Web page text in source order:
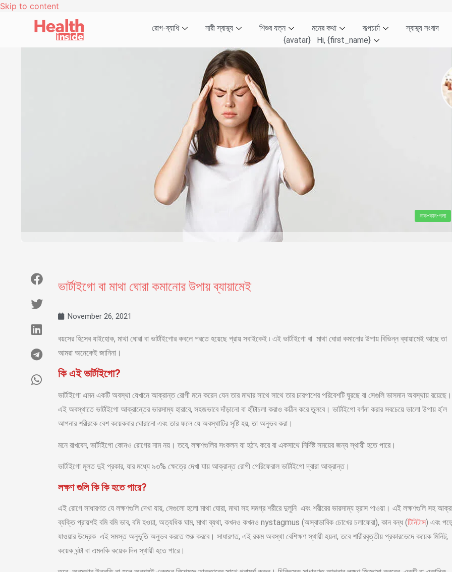
Skip to content
রোগ-ব্যাধি নারী স্বাস্থ্য শিশুর যত্ন মনের কথা রূপচর্চা
স্বাস্থ্য সংবাদ
{avatar} Hi, {first_name}
নাক-কান-গলা
ভার্টাইগো বা মাথা ঘোরা কমানোর উপায় ব্যায়ামেই
November 26, 2021
বয়সের হিসেব যাইহোক, মাথা ঘোরা বা ভার্টাইগোর কবলে পরতে হয়েছে প্রায় সবাইকেই ৷ এই ভার্টাইগো বা মাথা ঘোরা কমানোর উপায় বিভিন্ন ব্যায়ামেই আছে তা
আমরা অনেকেই জানিনা।
কি এই ভার্টাইগো?
ভার্টাইগো এমন একটি অবস্থা যেখানে আক্রান্ত রোগী মনে করেন যেন তার মাথার সাথে সাথে তার চারপাশের পরিবেশটি ঘুরছে বা সেগুলি ভাসমান অবস্থায় রয়েছে।
এই অবস্থাতে ভার্টাইগো আক্রান্তের ভারসাম্য হারাবে, সহজভাবে দাঁড়ানো বা হাঁটাচলা করাও কঠিন করে তুলবে। ভার্টাইগো বর্ণনা করার সবচেয়ে ভালো উপায় হ’ল
আপনার শরীরকে বেশ কয়েকবার ঘোরানো এবং তার ফলে যে অবস্থাটির সৃষ্টি হয়, তা অনুভব করা।
মনে রাখবেন, ভার্টাইগো কোনও রোগের নাম নয়। তবে, লক্ষণগুলির সংকলন যা হঠাৎ করে বা একসাথে নির্দিষ্ট সময়ের জন্য স্থায়ী হতে পারে।
ভার্টাইগো মূলত দুই প্রকার, যার মধ্যে ৯৩% ক্ষেত্রে দেখা যায় আক্রান্ত রোগী পেরিফেরাল ভার্টাইগো দ্বারা আক্রান্ত।
লক্ষণ গুলি কি কি হতে পারে?
এই রোগে সাধারণত যে লক্ষণগুলি দেখা যায়, সেগুলো হলো মাথা ঘোরা, মাথা সহ সমগ্র শরীরে দুলুনি এবং শরীরের ভারসাম্য হ্রাস পাওয়া। এই লক্ষণগুলি সহ
ব্যক্তি প্রায়শই বমি বমি ভাব, বমি হওয়া, অত্যধিক ঘাম, মাথা ব্যথা, কখনও কখনও nystagmus (অস্বাভাবিক চোখের চলাফেরা), কান বন্ধ (টিনিটাস) এবং
যাওয়ার উদ্রেক এই সমস্ত অনুভূতি অনুভব করতে শুরু করবে। সাধারণত, এই রকম অবস্থা বেশিক্ষণ স্থায়ী হয়না, তবে শারীরবৃত্তীয় প্রকারভেদে কয়েক মিনিট,
কয়েক ঘন্টা বা এমনকি কয়েক দিন স্থায়ী হতে পারে।